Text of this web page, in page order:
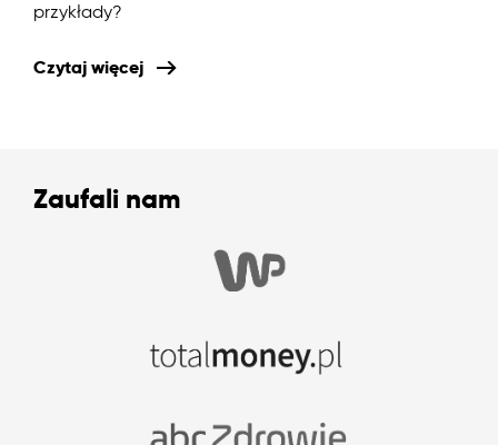
przykłady?
Czytaj więcej
Zaufali nam